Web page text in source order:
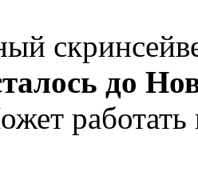
до
работать